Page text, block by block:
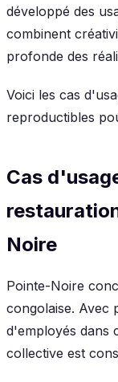
développé des
combinent
profonde des
Voici les cas
reproductibles
Cas
Noire
Pointe-Noire
congolaise. Avec
d'employés dans
collective est